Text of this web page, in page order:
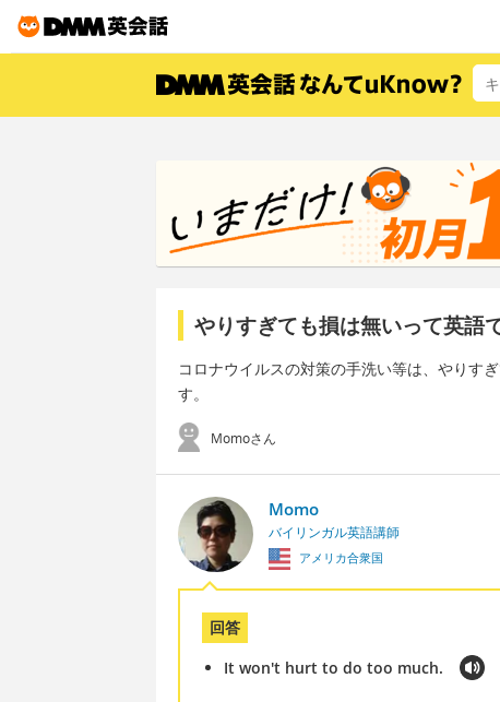
やりすぎても損は無いって英語
コロナウイルスの対策の手洗い等は、やりす
す。
Momoさん
Momo
バイリンガル英語講師
アメリカ合衆国
回答
It won't hurt to do too much.